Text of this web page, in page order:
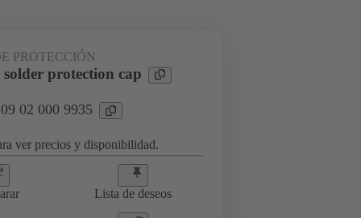
PROTECCIÓN
protection cap
02 000 9935
ver precios y disponibilidad.
Lista de deseos